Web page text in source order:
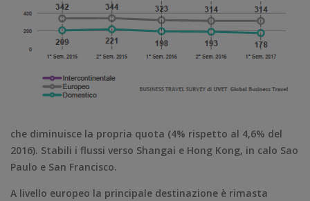
che diminuisce la propria quota (4% rispetto al 4,6% del
2016). Stabili i flussi verso Shangai e Hong Kong, in calo Sao
Paulo e San Francisco.
A livello europeo la principale destinazione è rimasta